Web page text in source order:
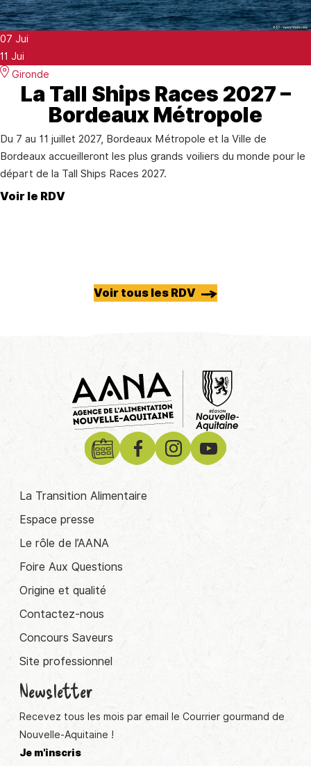
07 Jui
11 Jui
Gironde
La Tall Ships Races 2027 –
Bordeaux Métropole
Du 7 au 11 juillet 2027, Bordeaux Métropole et la Ville de
Bordeaux accueilleront les plus grands voiliers du monde pour le
départ de la Tall Ships Races 2027.
Voir le RDV
Voir tous les RDV
La Transition Alimentaire
Espace presse
Le rôle de l’AANA
Foire Aux Questions
Origine et qualité
Contactez-nous
Concours Saveurs
Site professionnel
Newsletter
Recevez tous les mois par email le Courrier gourmand de
Nouvelle-Aquitaine !
Je m'inscris